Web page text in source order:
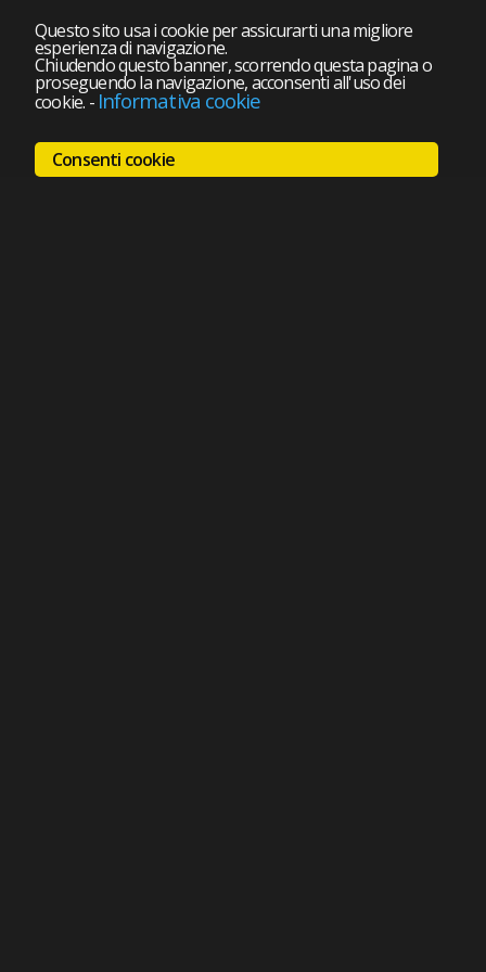
Questo sito usa i cookie per assicurarti una migliore
esperienza di navigazione.
Chiudendo questo banner, scorrendo questa pagina o
proseguendo la navigazione, acconsenti all'uso dei
cookie. - Informativa cookie
Consenti cookie